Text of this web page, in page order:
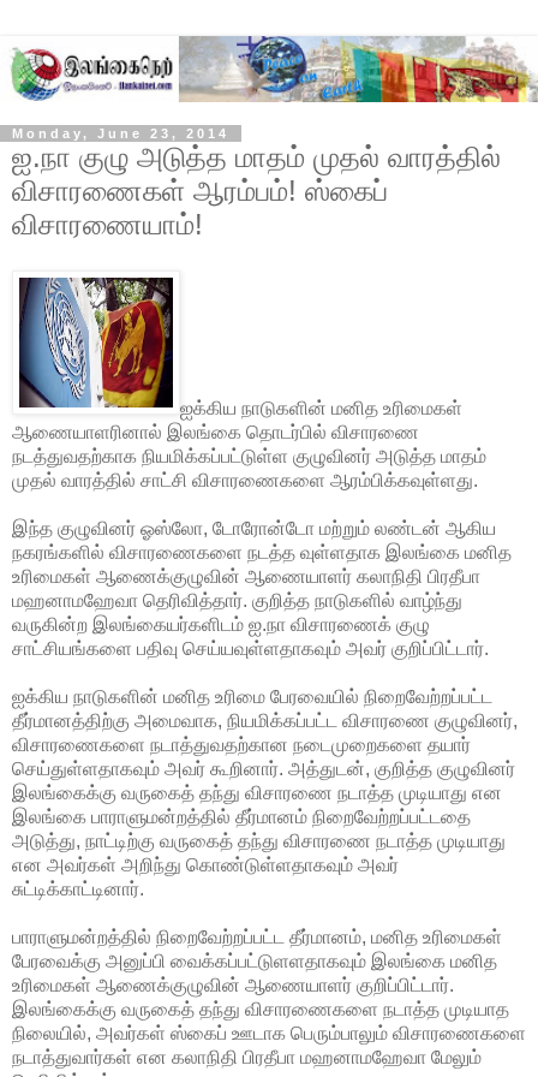
Monday, June 23, 2014
ஐ.நா குழு அடுத்த மாதம் முதல் வாரத்தில்
விசாரணைகள் ஆரம்பம்! ஸ்கைப்
விசாரணையாம்!
ஐக்கிய நாடுகளின் மனித உரிமைகள்
ஆணையாளரினால் இலங்கை தொடர்பில் விசாரணை
நடத்துவதற்காக நியமிக்கப்பட்டுள்ள குழுவினர் அடுத்த மாதம்
முதல் வாரத்தில் சாட்சி விசாரணைகளை ஆரம்பிக்கவுள்ளது.
இந்த குழுவினர் ஓஸ்லோ, டோரோன்டோ மற்றும் லண்டன் ஆகிய
நகரங்களில் விசாரணைகளை நடத்த வுள்ளதாக இலங்கை மனித
உரிமைகள் ஆணைக்குழுவின் ஆணையாளர் கலாநிதி பிரதீபா
மஹனாமஹேவா தெரிவித்தார். குறித்த நாடுகளில் வாழ்ந்து
வருகின்ற இலங்கையர்களிடம் ஐ.நா விசாரணைக் குழு
சாட்சியங்களை பதிவு செய்யவுள்ளதாகவும் அவர் குறிப்பிட்டார்.
ஐக்கிய நாடுகளின் மனித உரிமை பேரவையில் நிறைவேற்றப்பட்ட
தீர்மானத்திற்கு அமைவாக, நியமிக்கப்பட்ட விசாரணை குழுவினர்,
விசாரணைகளை நடாத்துவதற்கான நடைமுறைகளை தயார்
செய்துள்ளதாகவும் அவர் கூறினார். அத்துடன், குறித்த குழுவினர்
இலங்கைக்கு வருகைத் தந்து விசாரணை நடாத்த முடியாது என
இலங்கை பாராளுமன்றத்தில் தீர்மானம் நிறைவேற்றப்பட்டதை
அடுத்து, நாட்டிற்கு வருகைத் தந்து விசாரணை நடாத்த முடியாது
என அவர்கள் அறிந்து கொண்டுள்ளதாகவும் அவர்
சுட்டிக்காட்டினார்.
பாராளுமன்றத்தில் நிறைவேற்றப்பட்ட தீர்மானம், மனித உரிமைகள்
பேரவைக்கு அனுப்பி வைக்கப்பட்டுளளதாகவும் இலங்கை மனித
உரிமைகள் ஆணைக்குழுவின் ஆணையாளர் குறிப்பிட்டார்.
இலங்கைக்கு வருகைத் தந்து விசாரணைகளை நடாத்த முடியாத
நிலையில், அவர்கள் ஸ்கைப் ஊடாக பெரும்பாலும் விசாரணைகளை
நடாத்துவார்கள் என கலாநிதி பிரதீபா மஹனாமஹேவா மேலும்